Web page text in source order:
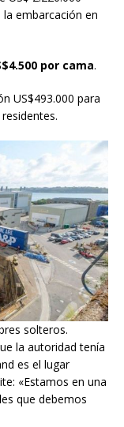
embarcación en
por cama.
US$493.000 para
solteros.
la autoridad tenía
es el lugar
«Estamos en una
que debemos